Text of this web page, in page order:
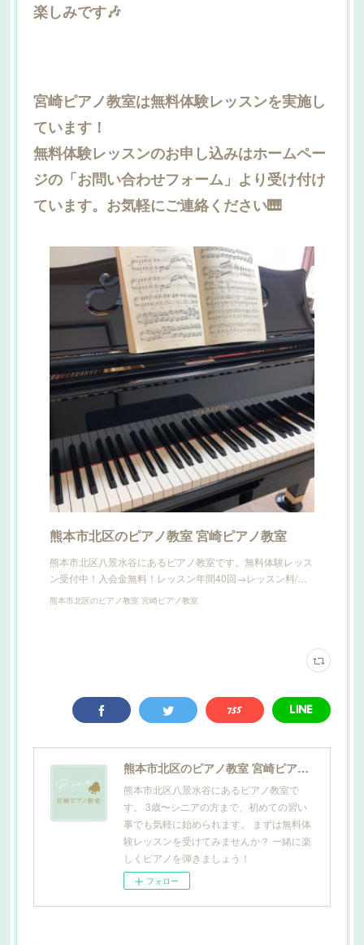
楽しみです🎶
宮崎ピアノ教室は無料体験レッスンを実施し
ています！
無料体験レッスンのお申し込みはホームペー
ジの「お問い合わせフォーム」より受け付け
ています。お気軽にご連絡ください🎹
熊本市北区のピアノ教室 宮崎ピアノ教室
熊本市北区八景水谷にあるピアノ教室です。無料体験レッス
ン受付中！入会金無料！レッスン年間40回→レッスン料/…
熊本市北区のピアノ教室 宮崎ピアノ教室
熊本市北区のピアノ教室 宮崎ピアノ教室
熊本市北区八景水谷にあるピアノ教室で
す。 3歳〜シニアの方まで、初めての習い
事でも気軽に始められます。 まずは無料体
験レッスンを受けてみませんか？ 一緒に楽
しくピアノを弾きましょう！
フォロー